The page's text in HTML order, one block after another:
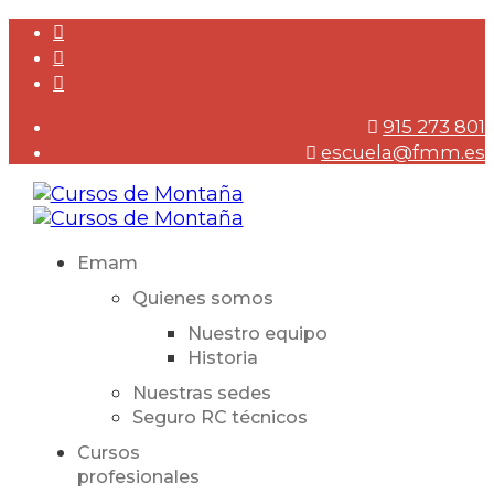
915 273 801
escuela@fmm.es
Emam
Quienes somos
Nuestro equipo
Historia
Nuestras sedes
Seguro RC técnicos
Cursos
profesionales